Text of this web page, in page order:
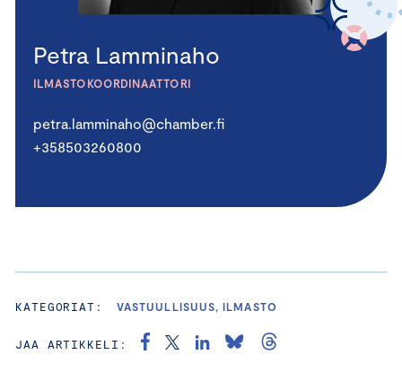
Petra Lamminaho
ILMASTOKOORDINAATTORI
petra.lamminaho@chamber.fi
+358503260800
KATEGORIAT: VASTUULLISUUS, ILMASTO
JAA ARTIKKELI: